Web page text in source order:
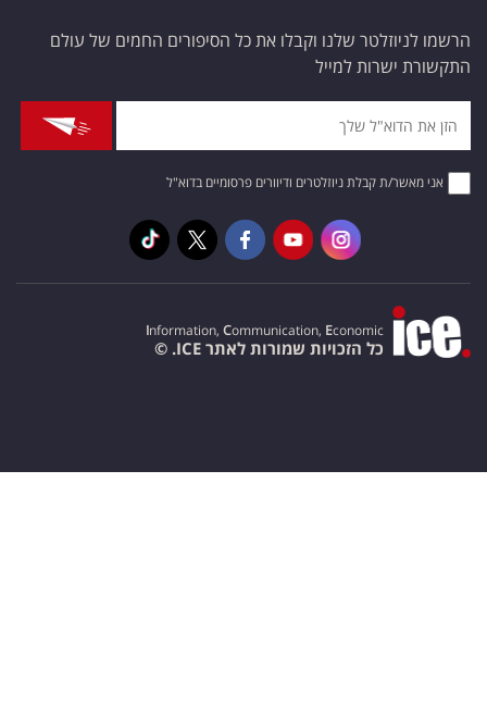
הרשמו לניוזלטר שלנו וקבלו את כל הסיפורים החמים של עולם
התקשורת ישרות למייל
אני מאשר/ת קבלת ניוזלטרים ודיוורים פרסומיים בדוא"ל
Information, Communication, Economic
כל הזכויות שמורות לאתר ICE. ©